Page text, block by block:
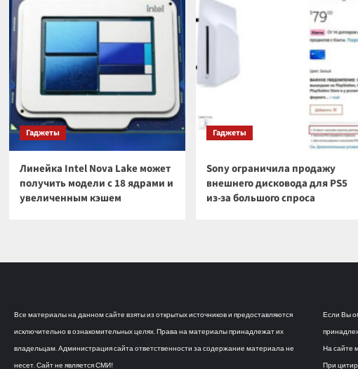
Гаджеты
Линейка Intel Nova Lake может
получить модели с 18 ядрами и
увеличенным кэшем
Гаджеты
Sony ограничила продажу
внешнего дисковода для PS5
из-за большого спроса
Все материалы на данном сайте взяты из открытых источников и предоставляются
исключительно в ознакомительных целях. Права на материалы принадлежат их
владельцам. Администрация сайта ответственности за содержание материала не
несет. Сайт не является СМИ!
Если Вы
На сайте
При